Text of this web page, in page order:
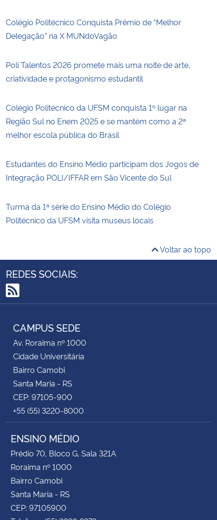
Colégio Politécnico Conquista Prêmio de “Melhor
Delegação” na X MUNdoVagão
Poli Talentos 2026 promete mais uma noite de arte,
criatividade e protagonismo estudantil
Colégio Politécnico da UFSM conquista 1º lugar na
Região Sul no Enem 2025 e se mantém como a 2ª
melhor escola pública do Brasil
Estudantes do Ensino Médio participam dos Jogos de
Integração POLI/IFFAR em São Vicente do Sul
Turma da 1ª série do Ensino Médio do Colégio
Politécnico da UFSM visita museus locais
Voltar ao topo
REDES SOCIAIS:
RSS
CAMPUS SEDE
Av. Roraima nº 1000
Cidade Universitária
Bairro Camobi
Santa Maria - RS
CEP: 97105-900
+55 (55) 3220-8000
ENSINO MÉDIO
Prédio 70, Bloco G, Sala 321A
Roraima nº 1000
Bairro Camobi
Santa Maria - RS
CEP: 97105900